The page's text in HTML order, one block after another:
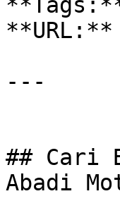
---
## Cari
Abadi